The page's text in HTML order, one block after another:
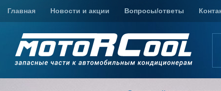
Главная Новости и акции Вопросы/ответы